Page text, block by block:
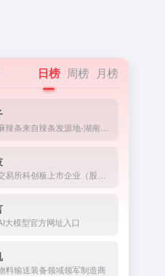
日榜 周榜 月榜
大模型官方网址入口
料输送装备领域领军制造商